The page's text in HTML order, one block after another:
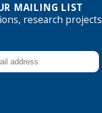
MAILING LIST
research